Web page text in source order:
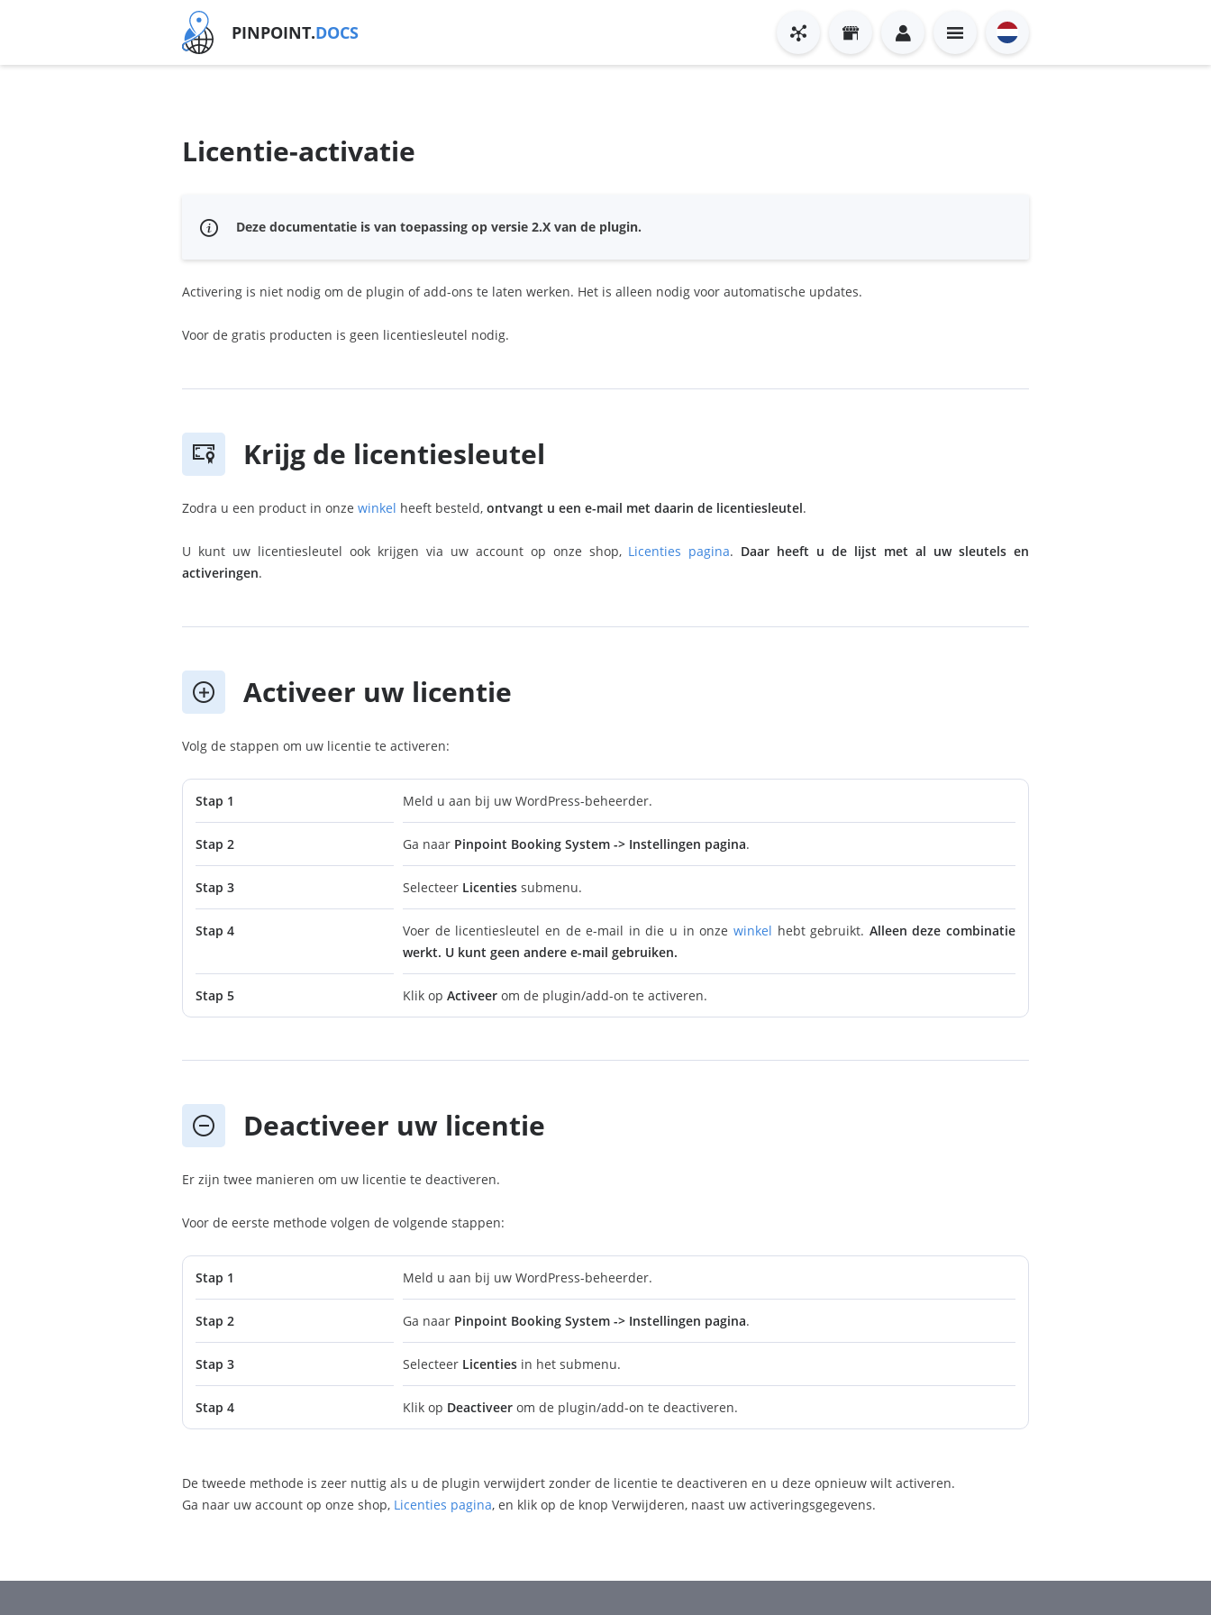
PINPOINT.DOCS
Licentie-activatie
Deze documentatie is van toepassing op versie 2.X van de plugin.
Activering is niet nodig om de plugin of add-ons te laten werken. Het is alleen nodig voor automatische updates.
Voor de gratis producten is geen licentiesleutel nodig.
Krijg de licentiesleutel
Zodra u een product in onze winkel heeft besteld, ontvangt u een e-mail met daarin de licentiesleutel.
U kunt uw licentiesleutel ook krijgen via uw account op onze shop, Licenties pagina. Daar heeft u de lijst met al uw sleutels en
activeringen.
Activeer uw licentie
Volg de stappen om uw licentie te activeren:
Stap 1 Meld u aan bij uw WordPress-beheerder.
Stap 2 Ga naar Pinpoint Booking System -> Instellingen pagina.
Stap 3 Selecteer Licenties submenu.
Stap 4 Voer de licentiesleutel en de e-mail in die u in onze winkel hebt gebruikt. Alleen deze combinatie
werkt. U kunt geen andere e-mail gebruiken.
Stap 5 Klik op Activeer om de plugin/add-on te activeren.
Deactiveer uw licentie
Er zijn twee manieren om uw licentie te deactiveren.
Voor de eerste methode volgen de volgende stappen:
Stap 1 Meld u aan bij uw WordPress-beheerder.
Stap 2 Ga naar Pinpoint Booking System -> Instellingen pagina.
Stap 3 Selecteer Licenties in het submenu.
Stap 4 Klik op Deactiveer om de plugin/add-on te deactiveren.
De tweede methode is zeer nuttig als u de plugin verwijdert zonder de licentie te deactiveren en u deze opnieuw wilt activeren.
Ga naar uw account op onze shop, Licenties pagina, en klik op de knop Verwijderen, naast uw activeringsgegevens.